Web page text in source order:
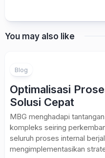
You may also like
Blog
Optimalisasi
Solusi Cepat
MBG menghadapi
kompleks seiring
seluruh proses internal
mengimplementasikan